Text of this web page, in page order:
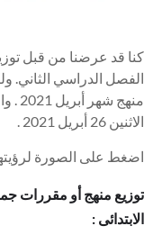
كنا قد عرضنا من قبل
الفصل الدراسي الثاني.
الاثنين 26 أبريل 2021 .
اضغط على الصورة
الابتدائى :